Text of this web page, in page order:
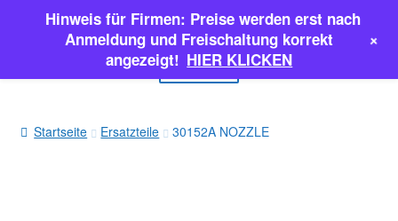
springen
springen
Menü
Startseite Ersatzteile 30152A NOZZLE
Hinweis für Firmen: Preise werden erst nach
Anmeldung und Freischaltung korrekt
angezeigt! HIER KLICKEN
+